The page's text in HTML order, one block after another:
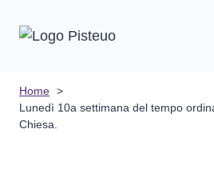
Home
Lunedì 10a settimana del tempo
Chiesa.